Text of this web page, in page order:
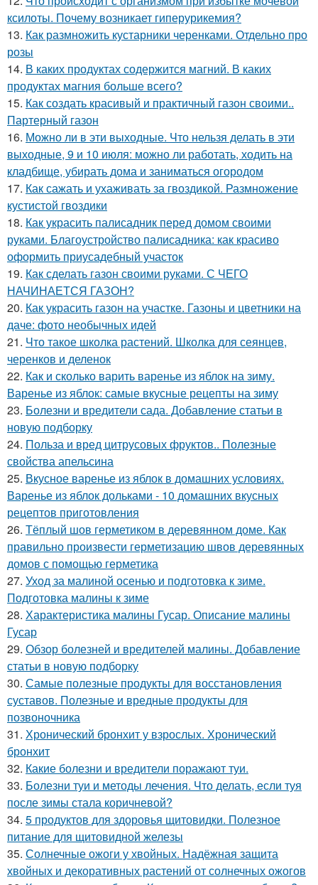
ксилоты. Почему возникает гиперурикемия?
13. Как размножить кустарники черенками. Отдельно про
розы
14. В каких продуктах содержится магний. В каких
продуктах магния больше всего?
15. Как создать красивый и практичный газон своими..
Партерный газон
16. Можно ли в эти выходные. Что нельзя делать в эти
выходные, 9 и 10 июля: можно ли работать, ходить на
кладбище, убирать дома и заниматься огородом
17. Как сажать и ухаживать за гвоздикой. Размножение
кустистой гвоздики
18. Как украсить палисадник перед домом своими
руками. Благоустройство палисадника: как красиво
оформить приусадебный участок
19. Как сделать газон своими руками. С ЧЕГО
НАЧИНАЕТСЯ ГАЗОН?
20. Как украсить газон на участке. Газоны и цветники на
даче: фото необычных идей
21. Что такое школка растений. Школка для сеянцев,
черенков и деленок
22. Как и сколько варить варенье из яблок на зиму.
Варенье из яблок: самые вкусные рецепты на зиму
23. Болезни и вредители сада. Добавление статьи в
новую подборку
24. Польза и вред цитрусовых фруктов.. Полезные
свойства апельсина
25. Вкусное варенье из яблок в домашних условиях.
Варенье из яблок дольками - 10 домашних вкусных
рецептов приготовления
26. Тёплый шов герметиком в деревянном доме. Как
правильно произвести герметизацию швов деревянных
домов с помощью герметика
27. Уход за малиной осенью и подготовка к зиме.
Подготовка малины к зиме
28. Характеристика малины Гусар. Описание малины
Гусар
29. Обзор болезней и вредителей малины. Добавление
статьи в новую подборку
30. Самые полезные продукты для восстановления
суставов. Полезные и вредные продукты для
позвоночника
31. Хронический бронхит у взрослых. Хронический
бронхит
32. Какие болезни и вредители поражают туи.
33. Болезни туи и методы лечения. Что делать, если туя
после зимы стала коричневой?
34. 5 продуктов для здоровья щитовидки. Полезное
питание для щитовидной железы
35. Солнечные ожоги у хвойных. Надёжная защита
хвойных и декоративных растений от солнечных ожогов